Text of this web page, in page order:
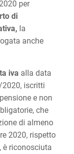
per
di
la
anche
iva alla data
iscritti
e non
che
di almeno
2020, rispetto
è riconosciuta